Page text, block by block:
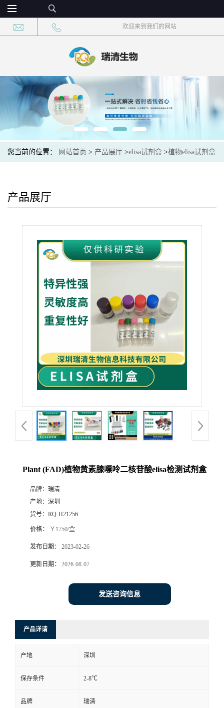
欢迎来到我们的网站
您当前的位置： 网站首页 > 产品展厅 >elisa试剂盒 >植物elisa试剂盒
产品展厅
Plant (FAD)植物黄素腺嘌呤二核苷酸elisa检测试剂盒
品牌： 瑞清
产地： 深圳
货号： RQ-H21256
价格： ￥1750/盒
发布日期： 2023-02-26
更新日期： 2026-08-07
发送咨询信息
产品详请
产地 深圳
保存条件 2-8℃
品牌 瑞清